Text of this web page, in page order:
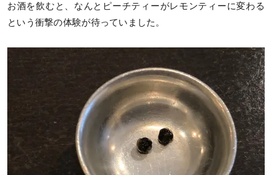
お酒を飲むと、なんとピーチティーがレモンティーに変わる
という衝撃の体験が待っていました。